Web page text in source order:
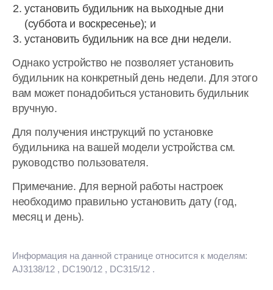
установить будильник на выходные дни
(суббота и воскресенье); и
установить будильник на все дни недели.
Однако устройство не позволяет установить
будильник на конкретный день недели. Для этого
вам может понадобиться установить будильник
вручную.
Для получения инструкций по установке
будильника на вашей модели устройства см.
руководство пользователя.
Примечание. Для верной работы настроек
необходимо правильно установить дату (год,
месяц и день).
Информация на данной странице относится к моделям:
AJ3138/12 , DC190/12 , DC315/12 .